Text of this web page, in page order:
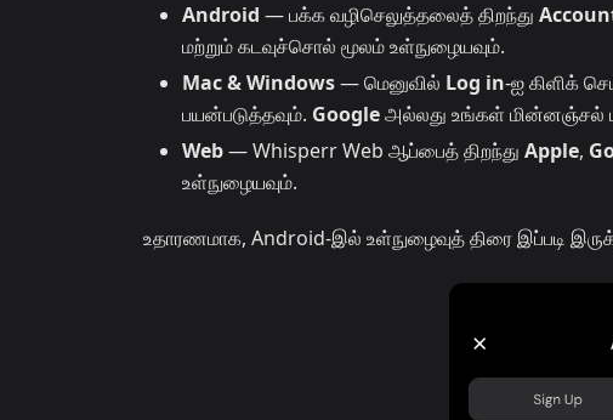
Android — பக்க வழிசெலுத்தலைத் திறந்து
மற்றும் கடவுச்சொல் மூலம் உள்நுழையவும்.
Mac & Windows— மெனுவில் Log in-ஐ கிளிக்
பயன்படுத்தவும். Googleஅல்லது உங்கள் மின்னஞ்சல்
Web— Whisperr Web ஆப்பைத் திறந்து Apple,
உள்நுழையவும்.
உதாரணமாக, Android-இல் உள்நுழைவுத் திரை இப்படி